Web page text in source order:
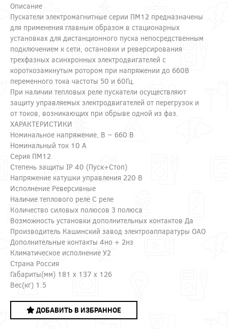
Описание
Пускатели электромагнитные серии ПМ12 предназначены
для применения главным образом в стационарных
установках для дистанционного пуска непосредственным
подключением к сети, остановки и реверсирования
трехфазных асинхронных электродвигателей с
короткозамкнутым ротором при напряжении до 660В
переменного тока частоты 50 и 60Гц.
При наличии тепловых реле пускатели осуществляют
защиту управляемых электродвигателей от перегрузок и
от токов, возникающих при обрыве одной из фаз.
ХАРАКТЕРИСТИКИ
Номинальное напряжение, В ~ 660 В
Номинальный ток 10 А
Серия ПМ12
Степень защиты IP 40 (Пуск+Стоп)
Напряжение катушки управления 220 В
Исполнение Реверсивные
Наличие теплового реле С реле
Количество силовых полюсов 3 полюса
Возможность установки дополнительных контактов Да
Производитель Кашинский завод электроаппаратуры ОАО
Дополнительные контакты 4но + 2нз
Климатическое исполнение У2
Страна Россия
Габариты(мм) 181 x 137 x 126
Вес(кг) 1.5
ДОБАВИТЬ В ИЗБРАННОЕ